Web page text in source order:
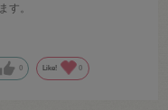
す。
0 Like! 0